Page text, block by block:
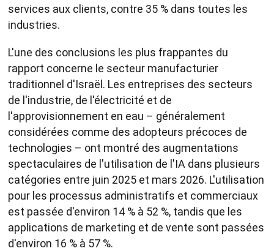
services aux clients, contre 35 % dans toutes les
industries.
L'une des conclusions les plus frappantes du
rapport concerne le secteur manufacturier
traditionnel d'Israël. Les entreprises des secteurs
de l'industrie, de l'électricité et de
l'approvisionnement en eau – généralement
considérées comme des adopteurs précoces de
technologies – ont montré des augmentations
spectaculaires de l'utilisation de l'IA dans plusieurs
catégories entre juin 2025 et mars 2026. L'utilisation
pour les processus administratifs et commerciaux
est passée d'environ 14 % à 52 %, tandis que les
applications de marketing et de vente sont passées
d'environ 16 % à 57 %.